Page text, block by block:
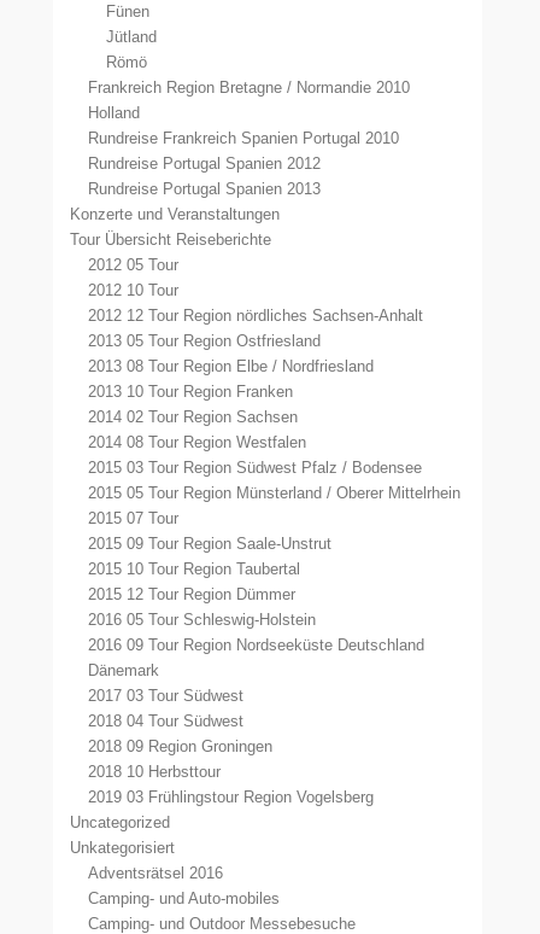
Fünen
Jütland
Römö
Frankreich Region Bretagne / Normandie 2010
Holland
Rundreise Frankreich Spanien Portugal 2010
Rundreise Portugal Spanien 2012
Rundreise Portugal Spanien 2013
Konzerte und Veranstaltungen
Tour Übersicht Reiseberichte
2012 05 Tour
2012 10 Tour
2012 12 Tour Region nördliches Sachsen-Anhalt
2013 05 Tour Region Ostfriesland
2013 08 Tour Region Elbe / Nordfriesland
2013 10 Tour Region Franken
2014 02 Tour Region Sachsen
2014 08 Tour Region Westfalen
2015 03 Tour Region Südwest Pfalz / Bodensee
2015 05 Tour Region Münsterland / Oberer Mittelrhein
2015 07 Tour
2015 09 Tour Region Saale-Unstrut
2015 10 Tour Region Taubertal
2015 12 Tour Region Dümmer
2016 05 Tour Schleswig-Holstein
2016 09 Tour Region Nordseeküste Deutschland
Dänemark
2017 03 Tour Südwest
2018 04 Tour Südwest
2018 09 Region Groningen
2018 10 Herbsttour
2019 03 Frühlingstour Region Vogelsberg
Uncategorized
Unkategorisiert
Adventsrätsel 2016
Camping- und Auto-mobiles
Camping- und Outdoor Messebesuche